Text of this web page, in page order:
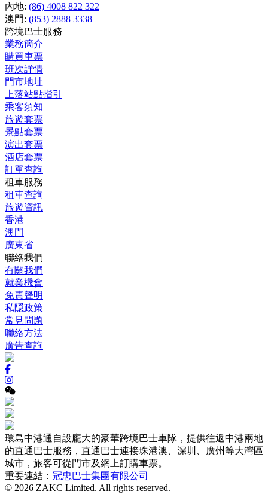
內地: (86) 4008 822 322
澳門: (853) 2888 3338
跨境巴士服務
業務簡介
購買車票
班次詳情
門市地址
上落站點指引
乘客須知
旅遊套票
景點套票
演出套票
酒店套票
訂單查詢
租車服務
租車查詢
旅遊資訊
香港
澳門
廣東省
聯絡我們
有關我們
就業機會
免責聲明
私隠政策
常見問題
聯絡方法
廣告查詢
環島中港通自設龐大的豪華跨境巴士車隊，提供往返中港兩地
的直通巴士服務，直通巴士連接珠港澳、深圳、廣州等大灣區
城市，旅客可從門市及網上訂購車票。
重要連結： 冠忠巴士集團有限公司
© 2026 ZAKC Limited. All rights reserved.